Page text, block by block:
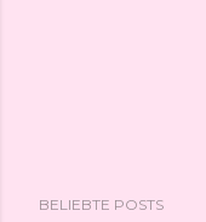
BELIEBTE POSTS